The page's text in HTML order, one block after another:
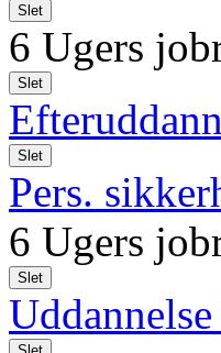
Slet
6 Ugers
Slet
Slet
Pers.
6 Ugers
Slet